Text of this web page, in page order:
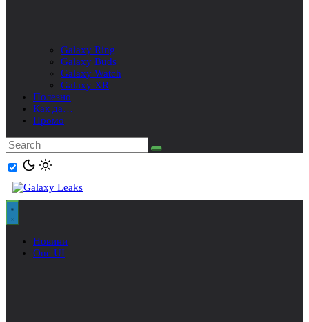
Galaxy Ring
Galaxy Buds
Galaxy Watch
Galaxy XR
Полезно
Как да…
Промо
Новини
One UI